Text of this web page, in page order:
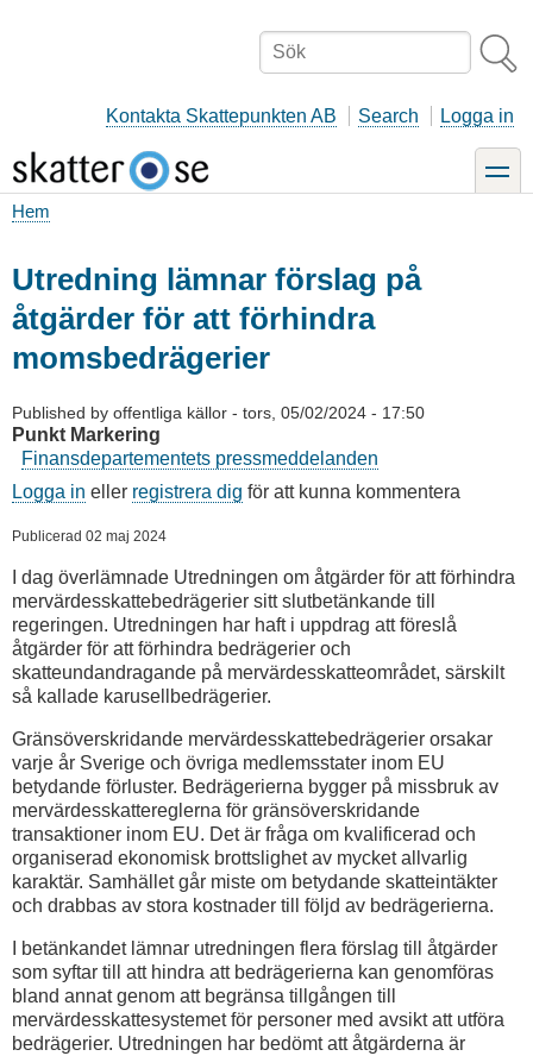
Sök
Kontakta Skattepunkten AB Search Logga in
toggle
Hem
Utredning lämnar förslag på
åtgärder för att förhindra
momsbedrägerier
Published by offentliga källor - tors, 05/02/2024 - 17:50
Punkt Markering
Finansdepartementets pressmeddelanden
Logga in eller registrera dig för att kunna kommentera
Publicerad 02 maj 2024
I dag överlämnade Utredningen om åtgärder för att förhindra
mervärdesskattebedrägerier sitt slutbetänkande till
regeringen. Utredningen har haft i uppdrag att föreslå
åtgärder för att förhindra bedrägerier och
skatteundandragande på mervärdesskatteområdet, särskilt
så kallade karusellbedrägerier.
Gränsöverskridande mervärdesskattebedrägerier orsakar
varje år Sverige och övriga medlemsstater inom EU
betydande förluster. Bedrägerierna bygger på missbruk av
mervärdesskattereglerna för gränsöverskridande
transaktioner inom EU. Det är fråga om kvalificerad och
organiserad ekonomisk brottslighet av mycket allvarlig
karaktär. Samhället går miste om betydande skatteintäkter
och drabbas av stora kostnader till följd av bedrägerierna.
I betänkandet lämnar utredningen flera förslag till åtgärder
som syftar till att hindra att bedrägerierna kan genomföras
bland annat genom att begränsa tillgången till
mervärdesskattesystemet för personer med avsikt att utföra
bedrägerier. Utredningen har bedömt att åtgärderna är